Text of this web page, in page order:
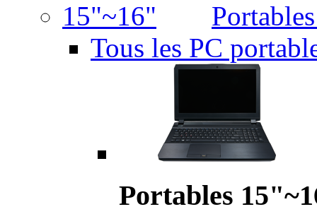
Tous les PC
Portables